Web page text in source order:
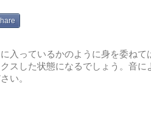
入っているかのように身を委ね
クスした状態になるでしょう。音
い。